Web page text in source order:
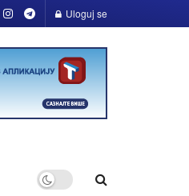
Uloguj se